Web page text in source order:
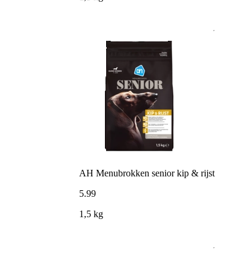
AH Menubrokken senior kip & rijst
5.99
1,5 kg